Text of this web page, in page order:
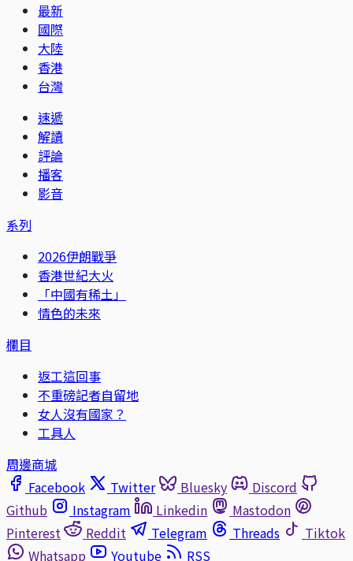
最新
國際
大陸
香港
台灣
速遞
解讀
評論
播客
影音
系列
2026伊朗戰爭
香港世紀大火
「中國有稀土」
情色的未來
欄目
返工這回事
不重磅記者自留地
女人沒有國家？
工具人
周邊商城
Facebook
Twitter Bluesky
Discord
Github
Instagram Linkedin
Mastodon
Pinterest
Reddit Telegram Threads
Tiktok
Whatsapp
Youtube
RSS